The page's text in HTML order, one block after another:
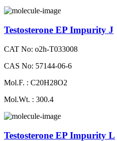
Testosterone EP Impurity J
CAT No: o2h-T033008
CAS No: 57144-06-6
Mol.F. : C20H28O2
Mol.Wt. : 300.4
Testosterone EP Impurity L